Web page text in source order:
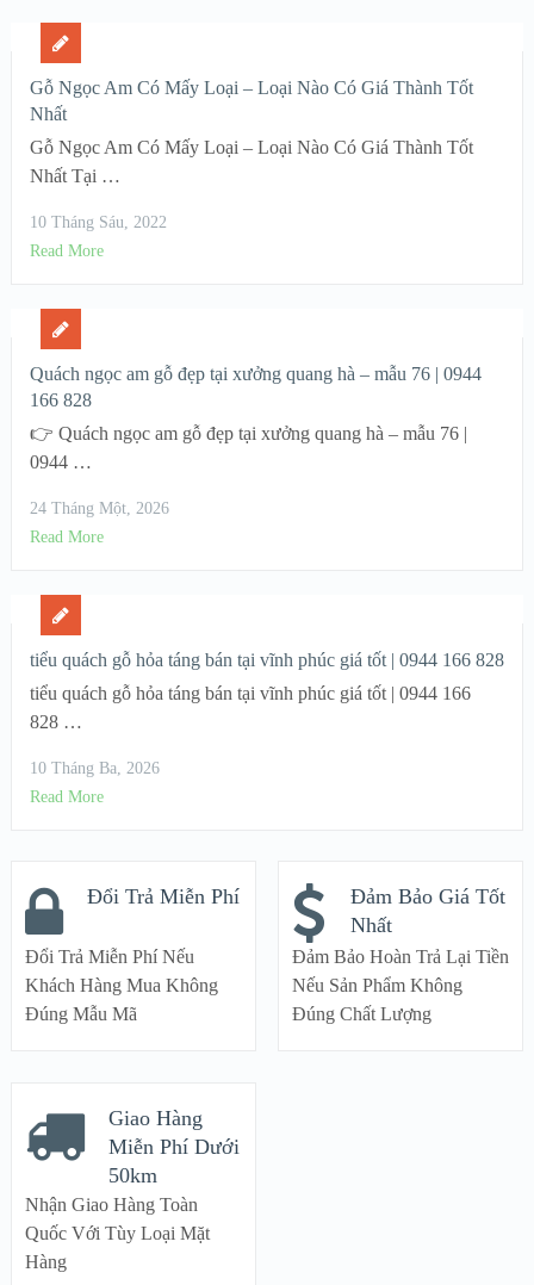
Gỗ Ngọc Am Có Mấy Loại – Loại Nào Có Giá Thành Tốt
Nhất
Gỗ Ngọc Am Có Mấy Loại – Loại Nào Có Giá Thành Tốt
Nhất Tại …
10 Tháng Sáu, 2022
Read More
Quách ngọc am gỗ đẹp tại xưởng quang hà – mẫu 76 | 0944
166 828
👉 Quách ngọc am gỗ đẹp tại xưởng quang hà – mẫu 76 |
0944 …
24 Tháng Một, 2026
Read More
tiểu quách gỗ hỏa táng bán tại vĩnh phúc giá tốt | 0944 166 828
tiểu quách gỗ hỏa táng bán tại vĩnh phúc giá tốt | 0944 166
828 …
10 Tháng Ba, 2026
Read More
Đổi Trả Miễn Phí
Đổi Trả Miễn Phí Nếu
Khách Hàng Mua Không
Đúng Mẫu Mã
Đảm Bảo Giá Tốt
Nhất
Đảm Bảo Hoàn Trả Lại Tiền
Nếu Sản Phẩm Không
Đúng Chất Lượng
Giao Hàng
Miễn Phí Dưới
50km
Nhận Giao Hàng Toàn
Quốc Với Tùy Loại Mặt
Hàng